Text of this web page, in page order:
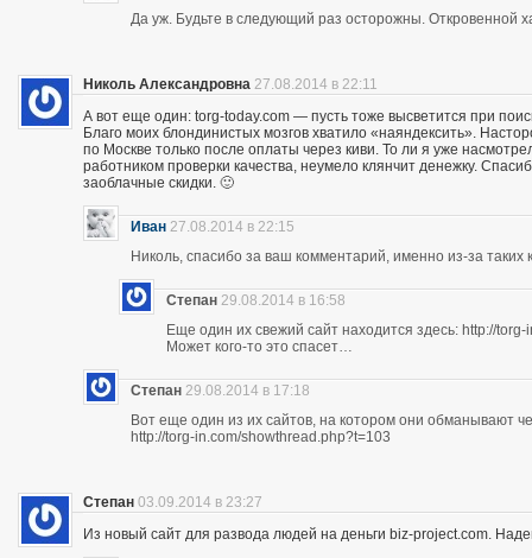
Да уж. Будьте в следующий раз осторожны. Откровенной
Николь Александровна 27.08.2014 в 22:11
А вот еще один: torg-today.com — пусть тоже высветится при
Благо моих блондинистых мозгов хватило «наяндексить».
по Москве только после оплаты через киви. То ли я уже
работником проверки качества, неумело клянчит денежку.
заоблачные скидки. 🙂
Иван 27.08.2014 в 22:15
Николь, спасибо за ваш комментарий, именно из-за
Степан 29.08.2014 в 16:58
Еще один их свежий сайт находится здесь: http://
Может кого-то это спасет…
Степан 29.08.2014 в 17:18
Вот еще один из их сайтов, на котором они обманывают
http://torg-in.com/showthread.php?t=103
Степан 03.09.2014 в 23:27
Из новый сайт для развода людей на деньги biz-project.com.